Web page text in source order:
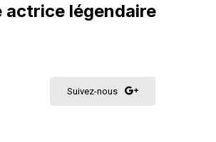
actrice légendaire
Suivez-nous